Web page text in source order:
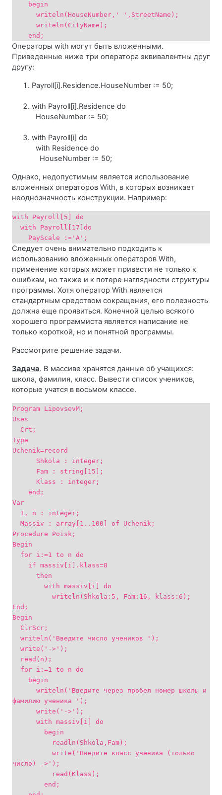
begin
writeln(HouseNumber,' ',StreetName);
writeln(CityName);
end;
Операторы with могут быть вложенными.
Приведенные ниже три оператора эквивалентны друг
другу:
Payroll[i].Residence.HouseNumber := 50;
with Payroll[i].Residence do
HouseNumber := 50;
with Payroll[i] do
with Residence do
HouseNumber := 50;
Однако, недопустимым является использование
вложенных операторов With, в которых возникает
неоднозначность конструкции. Например:
with Payroll[5] do
with Payroll[17]do
PayScale :='A';
Следует очень внимательно подходить к
использованию вложенных операторов With,
применение которых может привести не только к
ошибкам, но также и к потере наглядности структуры
программы. Хотя оператор With является
стандартным средством сокращения, его полезность
должна еще проявиться. Конечной целью всякого
хорошего программиста является написание не
только короткой, но и понятной программы.
Рассмотрите решение задачи.
Задача. В массиве хранятся данные об учащихся:
школа, фамилия, класс. Вывести список учеников,
которые учатся в восьмом классе.
Program LipovsevM;
Uses
Crt;
Type
Uchenik=record
Shkola : integer;
Fam : string[15];
Klass : integer;
end;
Var
I, n : integer;
Massiv : array[1..100] of Uchenik;
Рrocedure Poisk;
Begin
for i:=1 to n do
if massiv[i].klass=8
then
with massiv[i] do
writeln(Shkola:5, Fam:16, klass:6);
End;
Begin
ClrScr;
writeln('Введите число учеников ');
write('->');
read(n);
for i:=1 to n do
begin
writeln('Введите через пробел номер школы и
фамилию ученика ');
write('->');
with massiv[i] do
begin
readln(Shkola,Fam);
write('Введите класс ученика (только
число) ->');
read(Klass);
end;